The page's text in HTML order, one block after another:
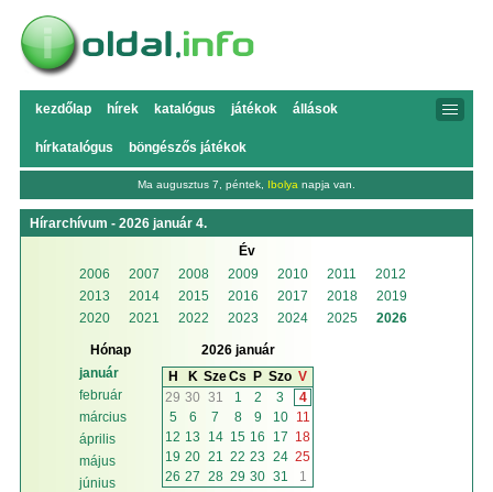
kezdőlap hírek katalógus játékok állások
hírkatalógus böngészős játékok
Ma augusztus 7, péntek, Ibolya napja van.
Hírarchívum - 2026 január 4.
Év
2006
2007 2008 2009 2010 2011
2012
2013
2014 2015 2016 2017 2018
2019
2020
2021 2022 2023 2024 2025 2026
Hónap
január
február
március
április
május
június
2026 január
H
K SzeCs P Szo V
29 30 31 1 2 3
4
5
6 7 8 9 10
11
12 13 14 15 16 17 18
19 20 21 22 23 24 25
26 27 28 29 30 31 1